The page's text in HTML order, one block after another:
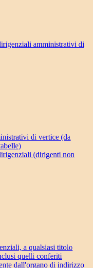
amministrativi di
di vertice (da
(dirigenti non
a qualsiasi titolo
quelli conferiti
dall'organo di indirizzo